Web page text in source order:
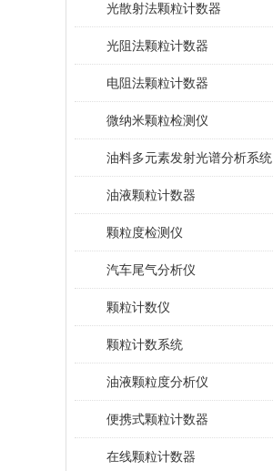
光散射法颗粒计数器
光阻法颗粒计数器
电阻法颗粒计数器
微纳米颗粒检测仪
油料多元素发射光谱分析系统
油液颗粒计数器
颗粒度检测仪
汽车尾气分析仪
颗粒计数仪
颗粒计数系统
油液颗粒度分析仪
便携式颗粒计数器
在线颗粒计数器